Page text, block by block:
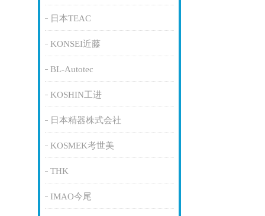
日本TEAC
KONSEI近藤
BL-Autotec
KOSHIN工进
日本精器株式会社
KOSMEK考世美
THK
IMAO今尾